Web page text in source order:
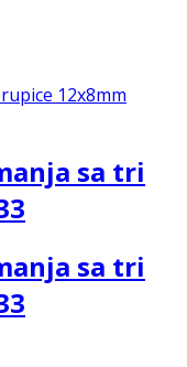
sa tri
sa tri